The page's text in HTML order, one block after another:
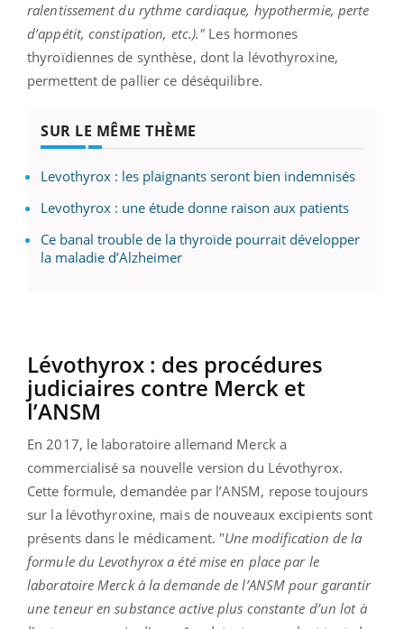
ralentissement du rythme cardiaque, hypothermie, perte
d’appétit, constipation, etc.)." Les hormones
thyroïdiennes de synthèse, dont la lévothyroxine,
permettent de pallier ce déséquilibre.
SUR LE MÊME THÈME
Levothyrox : les plaignants seront bien indemnisés
Levothyrox : une étude donne raison aux patients
Ce banal trouble de la thyroïde pourrait développer
la maladie d’Alzheimer
Lévothyrox : des procédures
judiciaires contre Merck et
l’ANSM
En 2017, le laboratoire allemand Merck a
commercialisé sa nouvelle version du Lévothyrox.
Cette formule, demandée par l’ANSM, repose toujours
sur la lévothyroxine, mais de nouveaux excipients sont
présents dans le médicament. "Une modification de la
formule du Levothyrox a été mise en place par le
laboratoire Merck à la demande de l’ANSM pour garantir
une teneur en substance active plus constante d’un lot à